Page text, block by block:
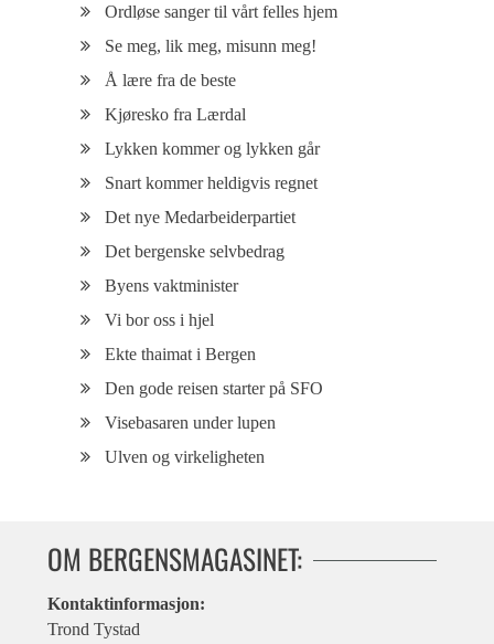
Ordløse sanger til vårt felles hjem
Se meg, lik meg, misunn meg!
Å lære fra de beste
Kjøresko fra Lærdal
Lykken kommer og lykken går
Snart kommer heldigvis regnet
Det nye Medarbeiderpartiet
Det bergenske selvbedrag
Byens vaktminister
Vi bor oss i hjel
Ekte thaimat i Bergen
Den gode reisen starter på SFO
Visebasaren under lupen
Ulven og virkeligheten
OM BERGENSMAGASINET:
Kontaktinformasjon:
Trond Tystad